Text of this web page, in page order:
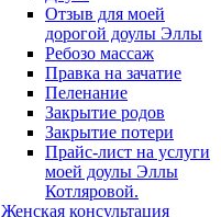
Отзыв для моей
дорогой доулы Эллы
Ребозо массаж
Правка на зачатие
Пеленание
Закрытие родов
Закрытие потери
Прайс-лист на услуги
моей доулы Эллы
Котляровой.
Женская консультация